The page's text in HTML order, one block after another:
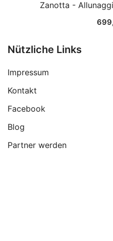
Zanotta -
Nützliche Links
Impressum
Kontakt
Facebook
Blog
Partner werden